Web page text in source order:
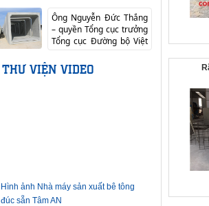
Ông Nguyễn Đức Thắng
– quyền Tổng cục trưởng
Tổng cục Đường bộ Việt
THƯ VIỆN VIDEO
Hình ảnh Nhà máy sản xuất bê tông
đúc sẵn Tâm AN